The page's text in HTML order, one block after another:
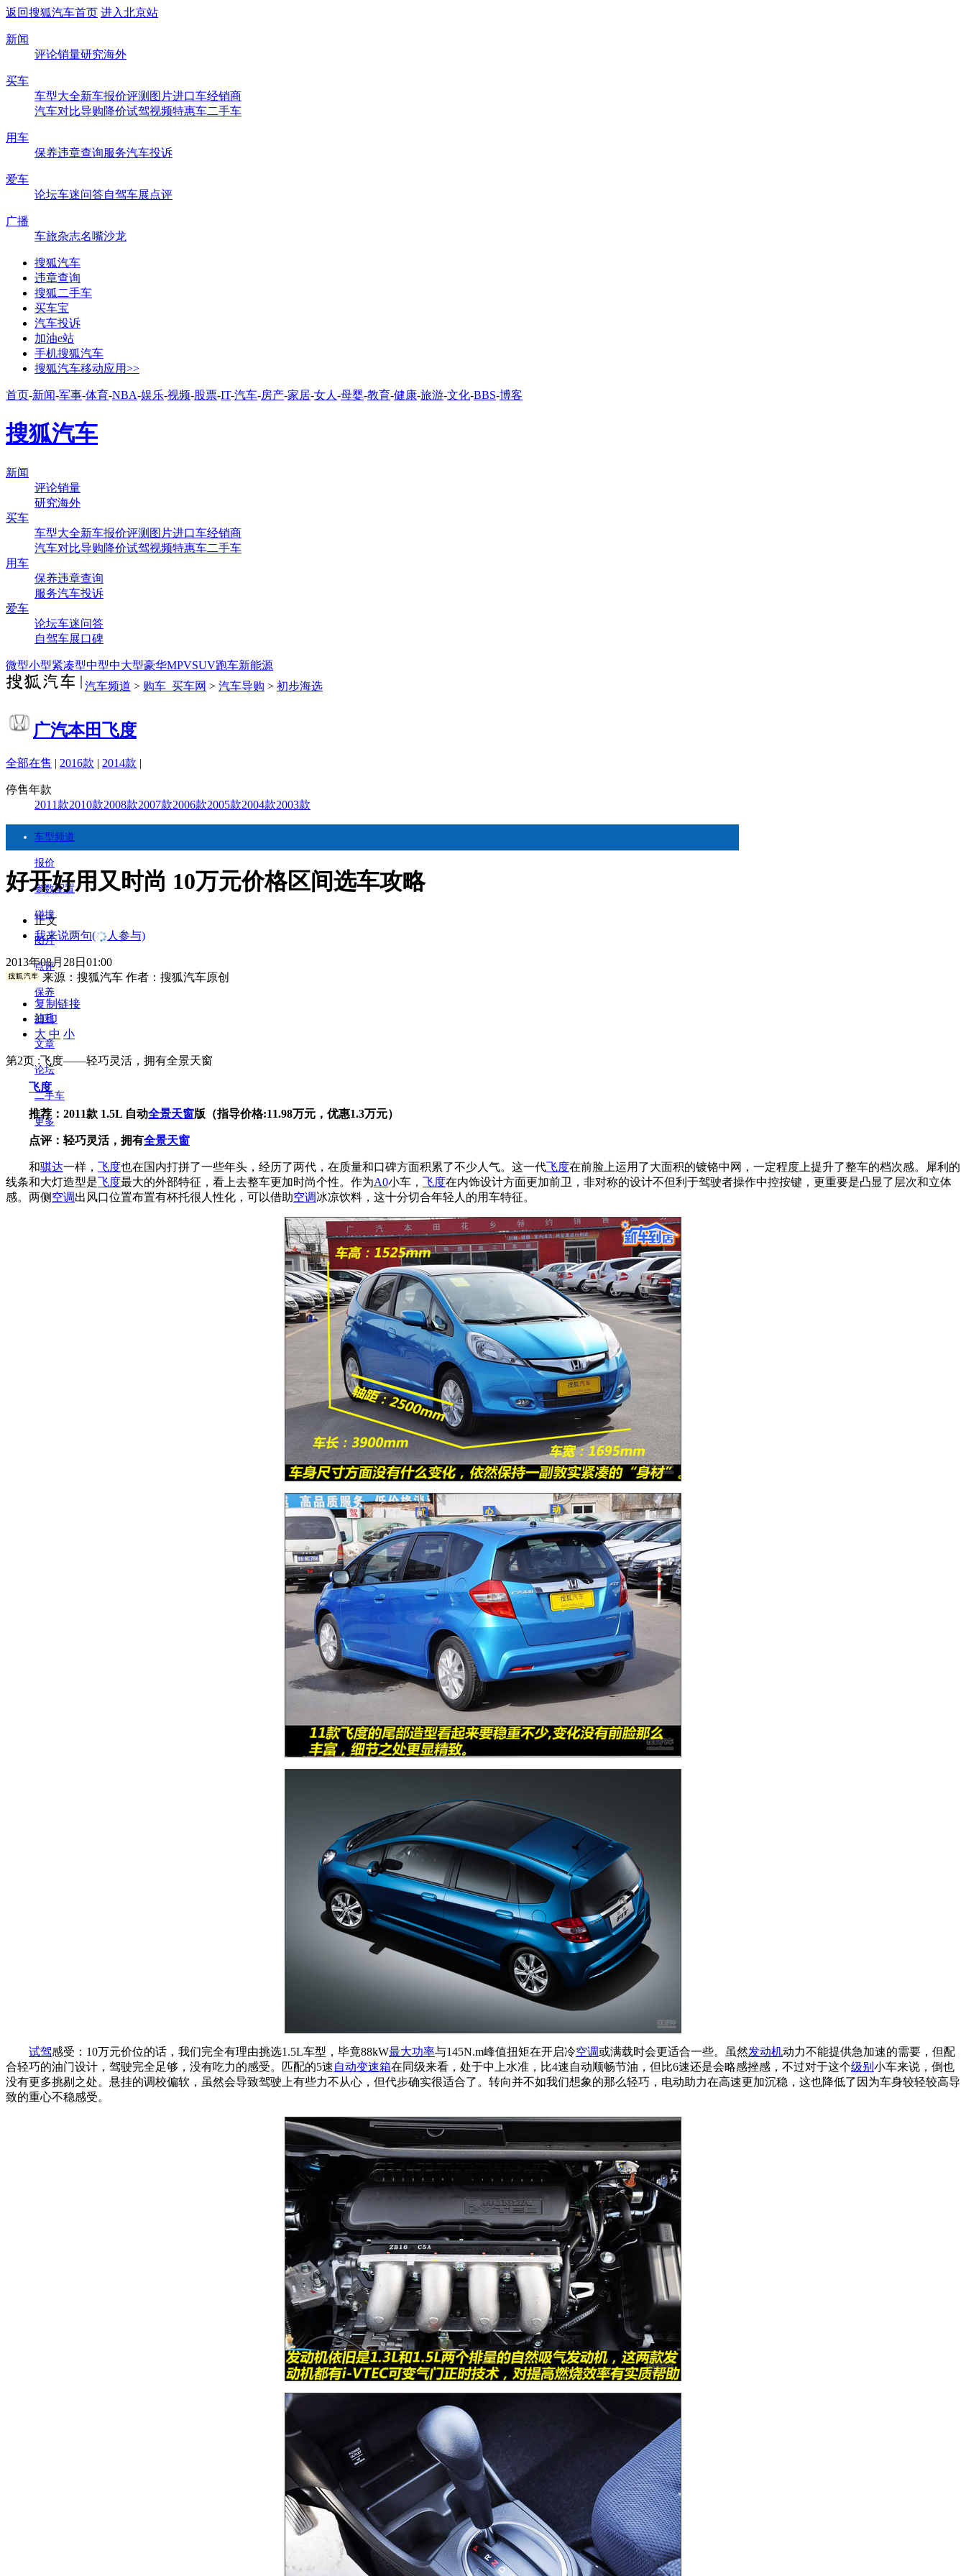
返回搜狐汽车首页 进入北京站
新闻
评论销量研究海外
买车
车型大全新车报价评测 图片进口车经销商
汽车对比导购降价试驾视频特惠车二手车
用车
保养违章查询服务汽车投诉
爱车
论坛车迷问答自驾车展点评
广播
车旅杂志名嘴沙龙
搜狐汽车
违章查询
搜狐二手车
买车宝
汽车投诉
加油e站
手机搜狐汽车
搜狐汽车移动应用>>
首页-新闻-军事-体育-NBA-娱乐-视频-股票-IT-汽车-房产-家居-女人 -母婴-教育-健康-旅游-文化-BBS-博客
搜狐汽车
新闻
评论销量
研究海外
买车
车型大全新车报价评测 图片进口车经销商
汽车对比导购降价试驾视频特惠车二手车
用车
保养违章查询
服务汽车投诉
爱车
论坛车迷问答
自驾车展口碑
微型小型紧凑型中型中大型豪华MPVSUV跑车新能源
汽车频道 > 购车_买车网 > 汽车导购 > 初步海选
广汽本田飞度
全部在售 | 2016款 | 2014款 |
停售年款
2011款2010款2008款2007款2006款2005款2004款2003款
车型频道
报价
参数配置
碰撞
图片
点评
保养
油耗
文章
论坛
二手车
更多
好开好用又时尚 10万元价格区间选车攻略
正文
我来说两句( 人参与)
2013年08月28日01:00
来源： 搜狐汽车作者：搜狐汽车原创
复制链接
打印
大 中 小
第2页 :飞度——轻巧灵活，拥有全景天窗
飞度
推荐：2011款 1.5L 自动全景天窗版（指导价格:11.98万元，优惠1.3万元）
点评：轻巧灵活，拥有全景天窗
和骐达一样， 飞度也在国内打拼了一些年头，经历了两代，在质量和口碑方面积累了不少人气。这一代飞度在前脸上运用了大面积的镀铬中网，一定程度上提升了整车的档次感。犀利的
线条和大灯造型是飞度最大的外部特征，看上去整车更加时尚个性。作为A0小车， 飞度在内饰设计方面更加前卫，非对称的设计不但利于驾驶者操作中控按键，更重要是凸显了层次和立体
感。两侧 空调出风口位置布置有杯托很人性化，可以借助空调冰凉饮料，这十分切合年轻人的用车特征。
试驾感受：10万元价位的话，我们完全有理由挑选1.5L车型，毕竟88kW最大功率与145N.m峰值扭矩在开启冷空调或满载时会更适合一些。虽然发动机动力不能提供急加速的需要，但配
合轻巧的油门设计，驾驶完全足够，没有吃力的感受。匹配的5速自动变速箱在同级来看，处于中上水准，比4速自动顺畅节油，但比6速还是会略感挫感，不过对于这个级别 小车来说，倒也
没有更多挑剔之处。悬挂的调校偏软，虽然会导致驾驶上有些力不从心，但代步确实很适合了。转向并不如我们想象的那么轻巧，电动助力在高速更加沉稳，这也降低了因为车身较轻较高导
致的重心不稳感受。